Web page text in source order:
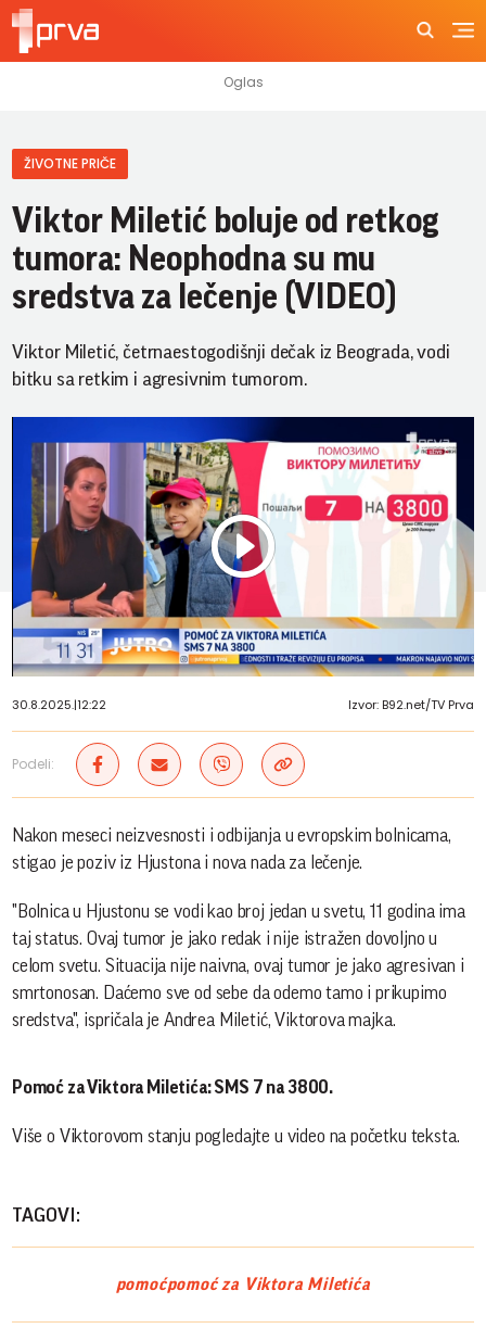
ŽIVOTNE PRIČE
Viktor Miletić boluje od retkog
tumora: Neophodna su mu
sredstva za lečenje (VIDEO)
Viktor Miletić, četrnaestogodišnji dečak iz Beograda, vodi
bitku sa retkim i agresivnim tumorom.
Play
30.8.2025.|12:22 Izvor: B92.net/TV Prva
Podeli:
Nakon meseci neizvesnosti i odbijanja u evropskim bolnicama,
stigao je poziv iz Hjustona i nova nada za lečenje.
"Bolnica u Hjustonu se vodi kao broj jedan u svetu, 11 godina ima
taj status. Ovaj tumor je jako redak i nije istražen dovoljno u
celom svetu. Situacija nije naivna, ovaj tumor je jako agresivan i
smrtonosan. Daćemo sve od sebe da odemo tamo i prikupimo
sredstva", ispričala je Andrea Miletić, Viktorova majka.
Pomoć za Viktora Miletića: SMS 7 na 3800.
Više o Viktorovom stanju pogledajte u video na početku teksta.
TAGOVI:
pomoćpomoć za Viktora Miletića